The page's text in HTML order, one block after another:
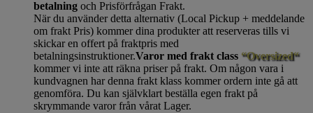
betalning och Prisförfrågan Frakt.
När du använder detta alternativ (Local Pickup + meddelande
om frakt Pris) kommer dina produkter att reserveras tills vi
skickar en offert på fraktpris med
betalningsinstruktioner.Varor med frakt class “Oversized“
kommer vi inte att räkna priser på frakt. Om någon vara i
kundvagnen har denna frakt klass kommer ordern inte gå att
genomföra. Du kan självklart beställa egen frakt på
skrymmande varor från vårat Lager.